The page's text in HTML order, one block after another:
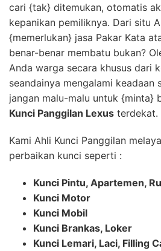
cari {tak} ditemukan, otomatis
kepanikan pemiliknya. Dari situ
{memerlukan} jasa Pakar Kata
benar-benar membatu bukan?
Anda warga secara khusus dari
seandainya mengalami
jangan malu-malu untuk {minta}
Kunci Panggilan Lexus terdekat.
Kami Ahli Kunci Panggilan
perbaikan kunci seperti :
Kunci Pintu, Apartemen,
Kunci Motor
Kunci Mobil
Kunci Brankas, Loker
Kunci Lemari, Laci, Filling